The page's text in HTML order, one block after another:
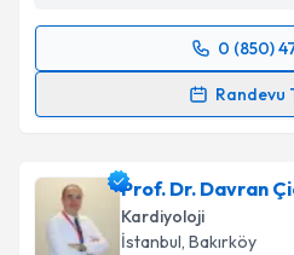
0 (850)
Randevu
Randevu Takvimi
takvim hazırlandığında e-
E-posta Adresiniz
Prof. Dr. Davran
Kardiyoloji
İstanbul, Bakırköy